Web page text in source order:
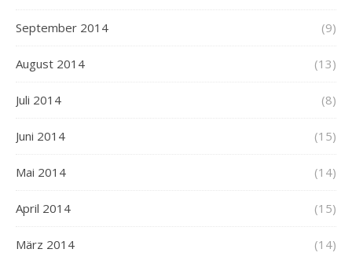
September 2014 (9)
August 2014 (13)
Juli 2014 (8)
Juni 2014 (15)
Mai 2014 (14)
April 2014 (15)
März 2014 (14)